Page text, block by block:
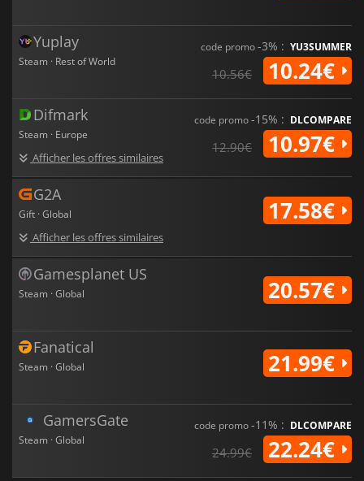
Yuplay
Steam · Rest of World
code promo-3% : YU3SUMMER
10.56€ 10.24€
Difmark
Steam · Europe
Afficher les offres similaires
code promo-15% : DLCOMPARE
12.90€ 10.97€
G2A
Gift · Global
Afficher les offres similaires
17.58€
Gamesplanet US
Steam · Global 20.57€
Fanatical
Steam · Global 21.99€
GamersGate
Steam · Global
code promo-11% : DLCOMPARE
24.99€ 22.24€